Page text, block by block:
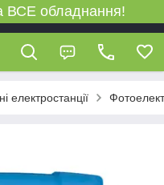
ВСЕ обладнання!
електростанції